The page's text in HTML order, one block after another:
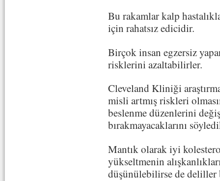
Bu rakamlar kalp
için rahatsız edicidir.
Birçok insan egzersiz
risklerini azaltabilirler.
Cleveland Kliniği
misli artmış riskleri
beslenme düzenlerini
bırakmayacaklarını
Mantık olarak iyi
yükseltmenin
düşünülebilirse de deliller